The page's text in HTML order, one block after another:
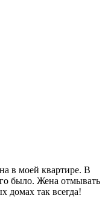
в моей квартире. В
было. Жена отмывать
домах так всегда!